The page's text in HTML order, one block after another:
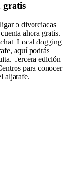
gratis
o divorciadas
ahora gratis.
Local dogging
aquí podrás
Tercera edición
para conocer
aljarafe.